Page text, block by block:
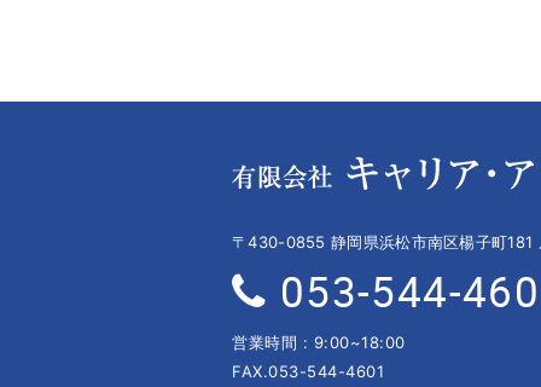
〒430-0855 静岡県浜松市南区楊子町181
053-544-
営業時間 : 9:00~18:00
FAX.053-544-4601